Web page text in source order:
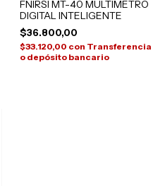
FNIRSI MT-40 MULTIMETRO
DIGITAL INTELIGENTE
$36.800,00
$33.120,00 con Transferencia
o depósito bancario